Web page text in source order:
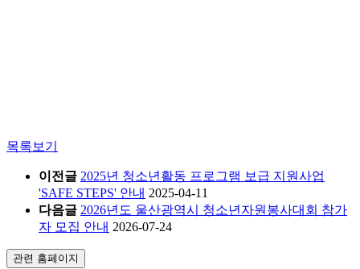
목록보기
이전글 2025년 청소년활동 프로그램 보급 지원사업
'SAFE STEPS' 안내 2025-04-11
다음글 2026년도 울산광역시 청소년자원봉사대회 참가
자 모집 안내 2026-07-24
관련 홈페이지